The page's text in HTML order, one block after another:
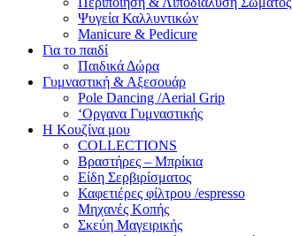
Ψυγεία Καλλυντικών
Manicure & Pedicure
Για το παιδί
Παιδικά Δώρα
Γυμναστική & Αξεσουάρ
Pole Dancing /Aerial Grip
‘Οργανα Γυμναστικής
Η Κουζίνα μου
COLLECTIONS
Βραστήρες – Μπρίκια
Είδη Σερβιρίσματος
Καφετιέρες φίλτρου /espresso
Μηχανές Κοπής
Σκεύη Μαγειρικής